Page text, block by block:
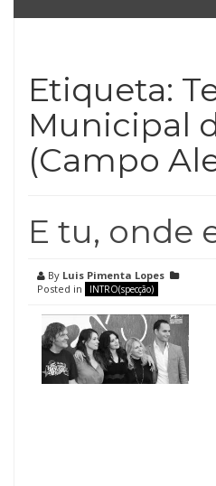
Etiqueta:
Municipal
(Campo
E tu, onde
By Luis Pimenta Lopes
Posted in
INTRO(specção)